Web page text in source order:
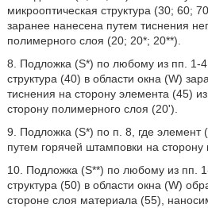
микрооптическая структура (30; 60;
заранее нанесена путем тиснения
полимерного слоя (20; 20*; 20**).
8. Подложка (S*) по любому из пп. 1-
структура (40) в области окна (W)
тиснения на сторону элемента (45)
сторону полимерного слоя (20').
9. Подложка (S*) по п. 8, где элемент
путем горячей штамповки на
10. Подложка (S**) по любому из пп.
структура (50) в области окна (W)
стороне слоя материала (55),